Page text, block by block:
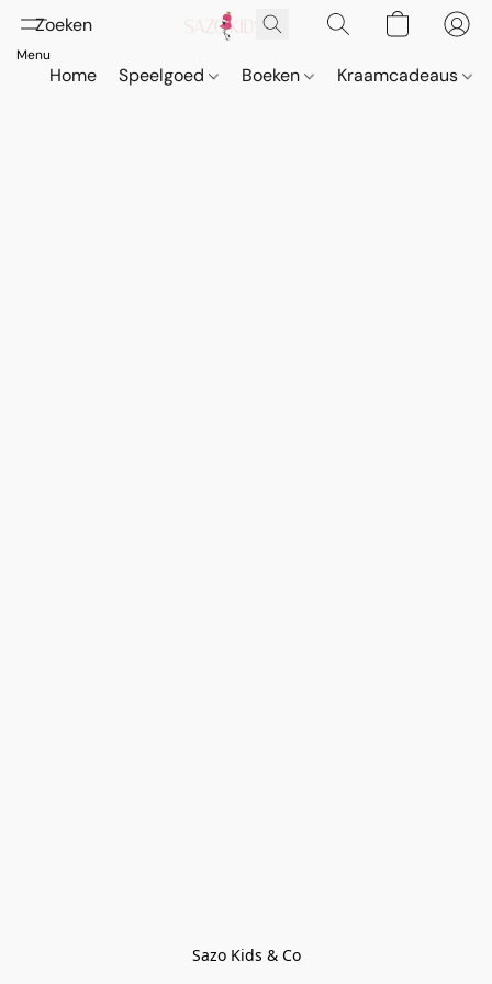
Home Speelgoed Boeken Kraamcadeaus
Sazo Kids & Co